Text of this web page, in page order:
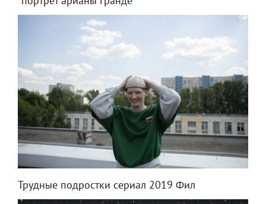
Трудные подростки сериал 2019 Фил